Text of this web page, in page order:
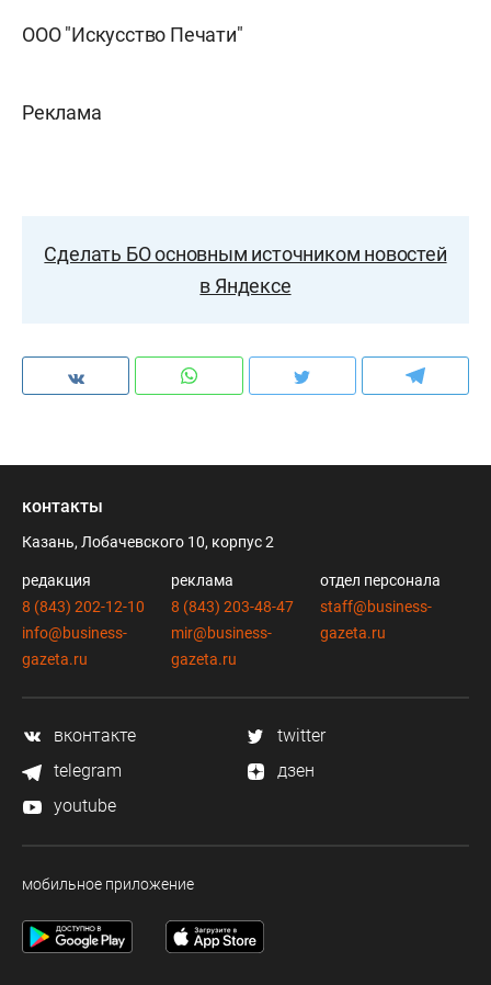
ООО "Искусство Печати"
Реклама
Сделать БО основным источником новостей
в Яндексе
контакты
Казань, Лобачевского 10, корпус 2
редакция
8 (843) 202-12-10
info@business-
gazeta.ru
реклама
8 (843) 203-48-47
mir@business-
gazeta.ru
отдел персонала
staff@business-
gazeta.ru
вконтакте
twitter
telegram
дзен
youtube
мобильное приложение